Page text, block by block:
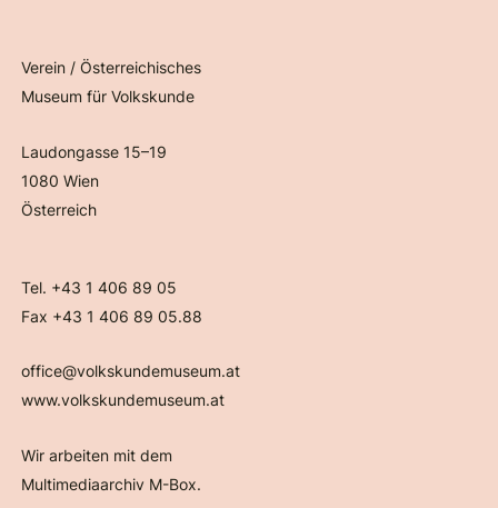
Verein / Österreichisches
Museum für Volkskunde
Laudongasse 15–19
1080 Wien
Österreich
Tel. +43 1 406 89 05
Fax +43 1 406 89 05.88
office@volkskundemuseum.at
www.volkskundemuseum.at
Wir arbeiten mit dem
Multimediaarchiv M-Box.